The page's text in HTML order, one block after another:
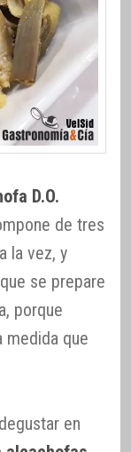
D.O.
de tres
la vez, y
se prepare
porque
medida que
en